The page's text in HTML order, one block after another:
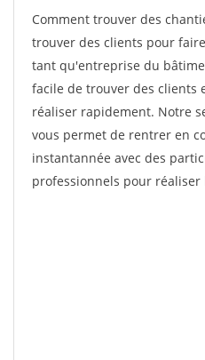
Comment trouver des
trouver des clients pour
tant qu'entreprise du
facile de trouver des clients
réaliser rapidement. Notre
vous permet de rentrer en
instantannée avec des
professionnels pour